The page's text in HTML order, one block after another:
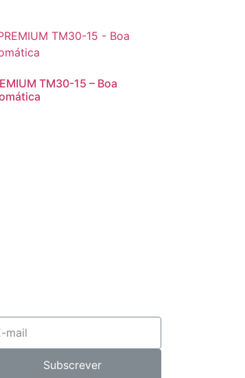
TM30-15 – Boa
Subscrever